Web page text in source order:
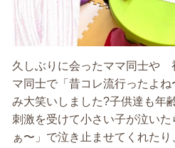
久しぶりに会ったママ同士や
マ同士で「昔コレ流行ったよ
み大笑いしました?子供達も年
刺激を受けて小さい子が泣い
ぁ〜」で泣き止ませてくれたり